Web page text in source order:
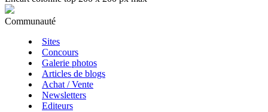
Communauté
Sites
Concours
Galerie photos
Articles de blogs
Achat / Vente
Newsletters
Editeurs